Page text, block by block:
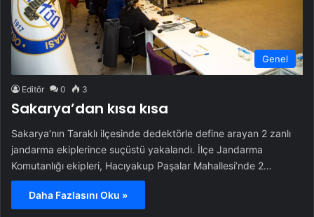
Genel
Editör 0 3
Sakarya’dan kısa kısa
Sakarya’nın Taraklı ilçesinde dedektörle define arayan 2 zanlı
jandarma ekiplerince suçüstü yakalandı. İlçe Jandarma
Komutanlığı ekipleri, Hacıyakup Paşalar Mahallesi’nde 2…
Daha Fazlasını Oku »